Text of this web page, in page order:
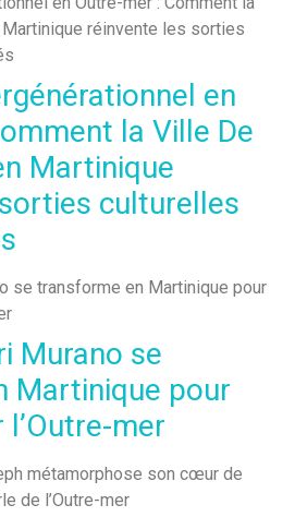
en
la Ville De
Martinique
culturelles
Murano se
Martinique pour
mer